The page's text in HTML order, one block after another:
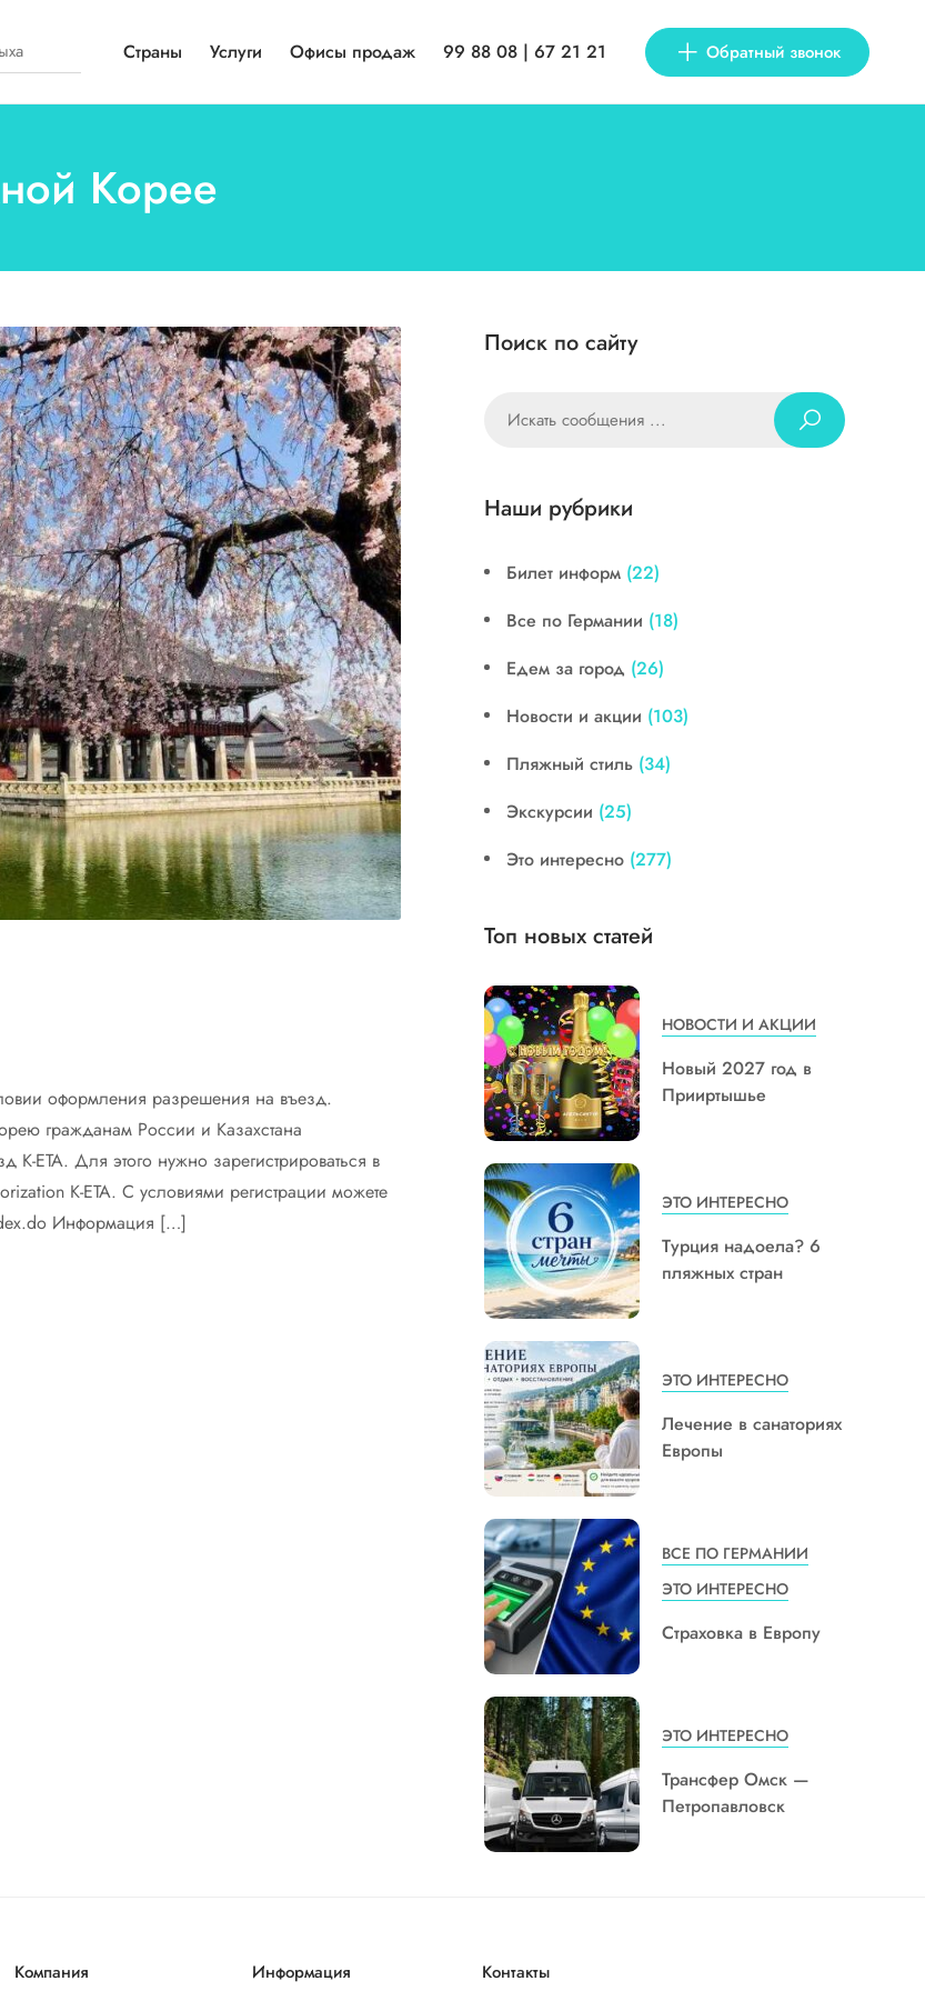
Страны Услуги Офисы продаж 99 88 08 | 67 21 21 Обратный звонок
Корее
оформления разрешения на въезд.
гражданам России и Казахстана
ETA. Для этого нужно зарегистрироваться в
K-ETA. С условиями регистрации можете
Информация […]
Поиск по сайту
Наши рубрики
Билет информ (22)
Все по Германии (18)
Едем за город (26)
Новости и акции (103)
Пляжный стиль (34)
Экскурсии (25)
Это интересно (277)
Топ новых статей
НОВОСТИ И АКЦИИ
Новый 2027 год в
Прииртышье
ЭТО ИНТЕРЕСНО
Турция надоела? 6
пляжных стран
ЭТО ИНТЕРЕСНО
Лечение в санаториях
Европы
ВСЕ ПО ГЕРМАНИИ
ЭТО ИНТЕРЕСНО
Страховка в Европу
ЭТО ИНТЕРЕСНО
Трансфер Омск —
Петропавловск
Компания Информация Контакты